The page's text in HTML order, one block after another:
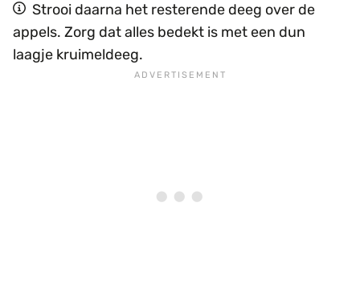
Strooi daarna het resterende deeg over de
appels. Zorg dat alles bedekt is met een dun
laagje kruimeldeeg.